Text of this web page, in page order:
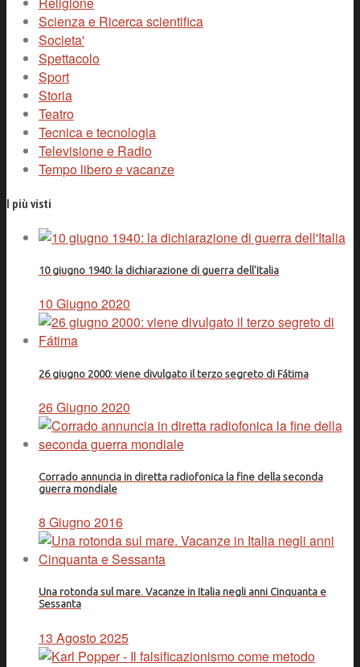
Scienza e Ricerca scientifica
Societa'
Spettacolo
Sport
Storia
Teatro
Tecnica e tecnologia
Televisione e Radio
Tempo libero e vacanze
I più visti
10 giugno 1940: la dichiarazione di guerra dell'Italia
10 Giugno 2020
26 giugno 2000: viene divulgato il terzo segreto di Fátima
26 Giugno 2020
Corrado annuncia in diretta radiofonica la fine della seconda
guerra mondiale
8 Giugno 2016
Una rotonda sul mare. Vacanze in Italia negli anni Cinquanta e
Sessanta
13 Agosto 2025